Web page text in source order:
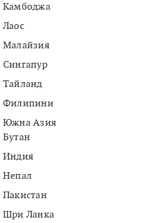
Камбоджа
Лаос
Малайзия
Сингапур
Тайланд
Филипини
Южна Азия
Бутан
Индия
Непал
Пакистан
Шри Ланка